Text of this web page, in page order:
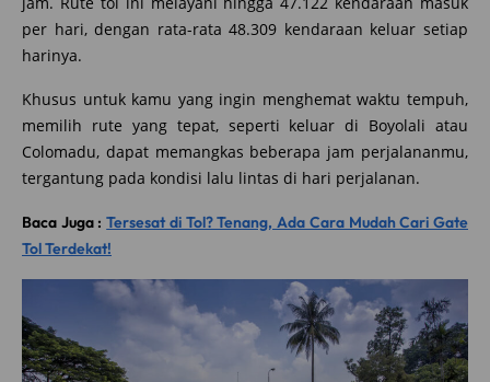
per hari, dengan rata-rata 48.309 kendaraan keluar setiap
harinya.
Khusus untuk kamu yang ingin menghemat waktu tempuh,
memilih rute yang tepat, seperti keluar di Boyolali atau
Colomadu, dapat memangkas beberapa jam perjalananmu,
tergantung pada kondisi lalu lintas di hari perjalanan.
Baca Juga :Tersesat di Tol? Tenang, Ada Cara Mudah Cari Gate
Tol Terdekat!